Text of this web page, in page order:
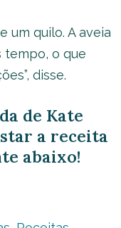
um quilo. A aveia
tempo, o que
disse.
de Kate
a receita
abaixo!